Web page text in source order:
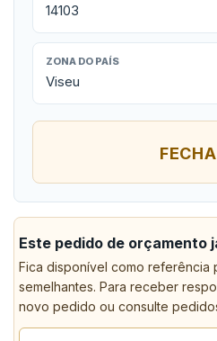
14103
ZONA DO PAÍS
Viseu
Este pedido de orçamento
Fica disponível como referência
semelhantes. Para receber
novo pedido ou consulte